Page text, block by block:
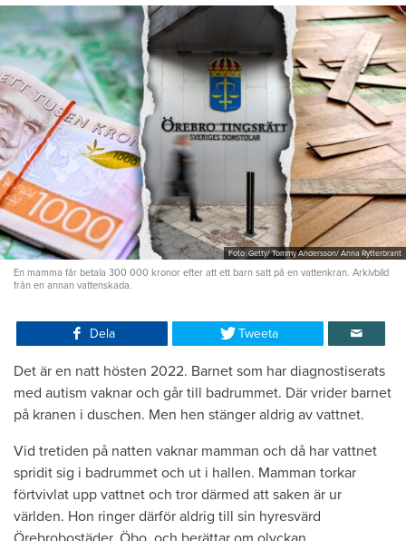
Foto: Getty/ Tommy Andersson/ Anna Rytterbrant
En mamma får betala 300 000 kronor efter att ett barn satt på en vattenkran. Arkivbild
från en annan vattenskada.
Dela Tweeta
Det är en natt hösten 2022. Barnet som har diagnostiserats
med autism vaknar och går till badrummet. Där vrider barnet
på kranen i duschen. Men hen stänger aldrig av vattnet.
Vid tretiden på natten vaknar mamman och då har vattnet
spridit sig i badrummet och ut i hallen. Mamman torkar
förtvivlat upp vattnet och tror därmed att saken är ur
världen. Hon ringer därför aldrig till sin hyresvärd